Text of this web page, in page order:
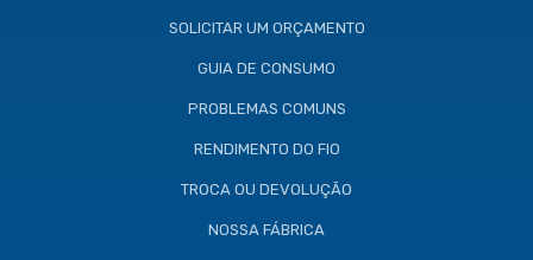
SOLICITAR UM ORÇAMENTO
GUIA DE CONSUMO
PROBLEMAS COMUNS
RENDIMENTO DO FIO
TROCA OU DEVOLUÇÃO
NOSSA FÁBRICA